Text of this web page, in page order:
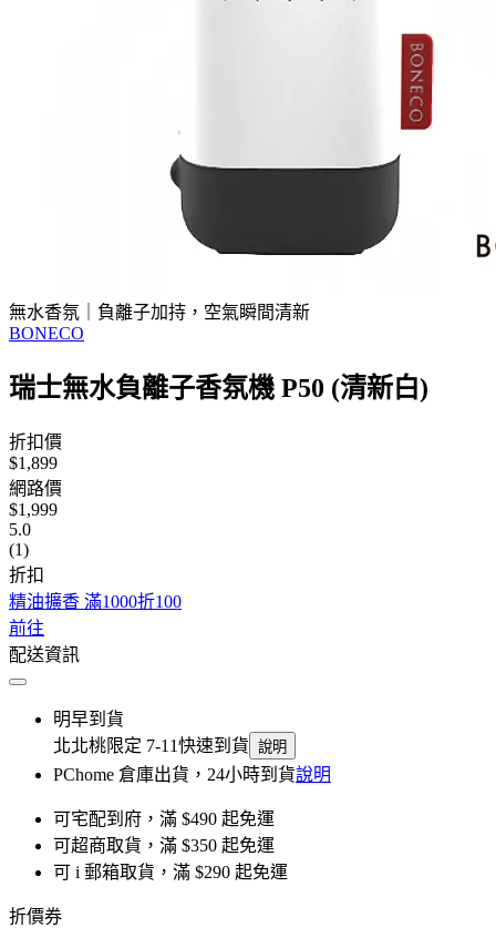
無水香氛｜負離子加持，空氣瞬間清新
BONECO
瑞士無水負離子香氛機 P50 (清新白)
折扣價
$1,899
網路價
$1,999
5.0
(1)
折扣
精油擴香 滿1000折100
前往
配送資訊
明早到貨
北北桃限定 7-11快速到貨 說明
PChome 倉庫出貨，24小時到貨說明
可宅配到府，滿 $490 起免運
可超商取貨，滿 $350 起免運
可 i 郵箱取貨，滿 $290 起免運
折價券